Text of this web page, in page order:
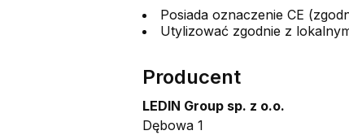
Posiada oznaczenie CE
Utylizować zgodnie z
Producent
LEDIN Group sp. z o.o.
Dębowa 1